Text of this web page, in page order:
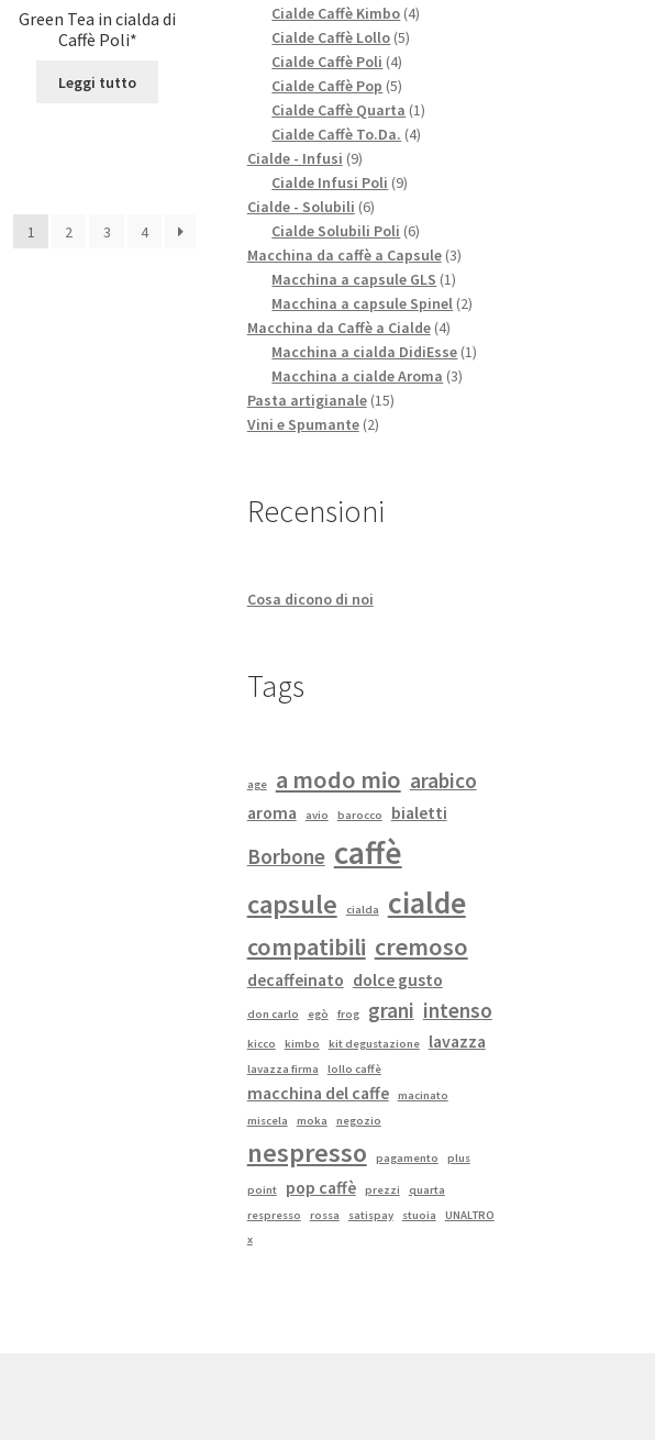
Green Tea in cialda di
Caffè Poli*
Leggi tutto
1 2 3 4
prodotti
Cialde Caffè Kimbo 44
Cialde Caffè Lollo 55
Cialde Caffè Poli 44
prodotti
Cialde Caffè Pop 55
prodotti
Cialde Caffè Quarta 11
Cialde Caffè To.Da. 44
Cialde - Infusi 99
prodotti
Cialde Infusi Poli 99
Cialde - Solubili 66
prodotti
Cialde Solubili Poli 66
prodotti
Macchina da caffè a Capsule 33
Macchina a capsule GLS 11
prodotto
Macchina a capsule Spinel 22
Macchina da Caffè a Cialde 44
prodotti
Macchina a cialda DidiEsse 11
Macchina a cialde Aroma 33
Pasta artigianale 1515
Vini e Spumante 22
Recensioni
Cosa dicono di noi
Tags
age a modo mio arabico
aroma avio barocco bialetti
Borbone caffè
capsule cialda cialde
compatibili cremoso
decaffeinato dolce gusto
don carlo egò frog grani intenso
kicco kimbo kit degustazione lavazza
lavazza firma lollo caffè
macchina del caffe
macinato
miscela
moka negozio
nespresso pagamento plus
point pop caffè prezzi
quarta
respresso
rossa satispay stuoia
UNALTRO
x